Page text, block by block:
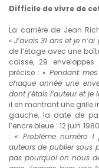
Difficile de vivre de
La carrière de Jean
«J’avais 31 ans et je
de l’étage avec une
caisse, 29
précise : « Pendant
chaque année une
dont j’étais l’auteur et
il en montrant une grille
gauche, la date de
l’encre bleue : 12 juin
: « Problème numéro
auteurs de publier sous
pas pourquoi on nous